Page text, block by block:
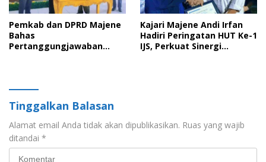
Pemkab dan DPRD Majene
Bahas
Pertanggungjawaban
Kajari Majene Andi Irfan
Hadiri Peringatan HUT Ke-1
IJS, Perkuat Sinergi
Tinggalkan Balasan
Alamat email Anda tidak akan dipublikasikan. Ruas yang wajib
ditandai *